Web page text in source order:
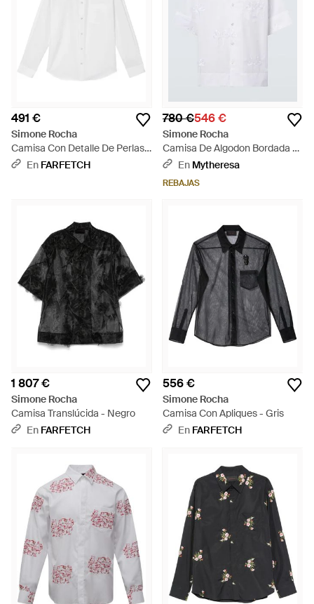
491 €
Simone Rocha
Camisa Con Detalle De Perlas
Artificiales - Blanco
En FARFETCH
780 €546 €
Simone Rocha
Camisa De Algodon Bordada -
Blanco
En Mytheresa
REBAJAS
1 807 €
Simone Rocha
Camisa Translúcida - Negro
En FARFETCH
556 €
Simone Rocha
Camisa Con Apliques - Gris
En FARFETCH